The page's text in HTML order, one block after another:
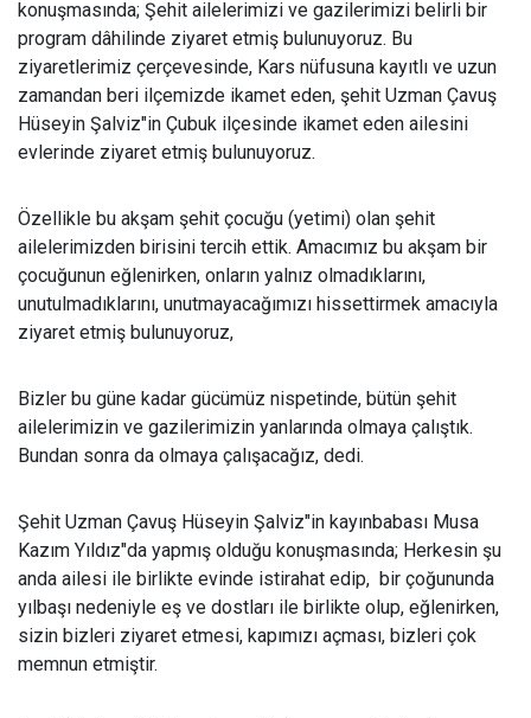
konuşmasında; Şehit ailelerimizi ve gazilerimizi belirli bir
program dâhilinde ziyaret etmiş bulunuyoruz. Bu
ziyaretlerimiz çerçevesinde, Kars nüfusuna kayıtlı ve uzun
zamandan beri ilçemizde ikamet eden, şehit Uzman Çavuş
Hüseyin Şalviz"in Çubuk ilçesinde ikamet eden ailesini
evlerinde ziyaret etmiş bulunuyoruz.
Özellikle bu akşam şehit çocuğu (yetimi) olan şehit
ailelerimizden birisini tercih ettik. Amacımız bu akşam bir
çocuğunun eğlenirken, onların yalnız olmadıklarını,
unutulmadıklarını, unutmayacağımızı hissettirmek amacıyla
ziyaret etmiş bulunuyoruz,
Bizler bu güne kadar gücümüz nispetinde, bütün şehit
ailelerimizin ve gazilerimizin yanlarında olmaya çalıştık.
Bundan sonra da olmaya çalışacağız, dedi.
Şehit Uzman Çavuş Hüseyin Şalviz"in kayınbabası Musa
Kazım Yıldız"da yapmış olduğu konuşmasında; Herkesin şu
anda ailesi ile birlikte evinde istirahat edip, bir çoğununda
yılbaşı nedeniyle eş ve dostları ile birlikte olup, eğlenirken,
sizin bizleri ziyaret etmesi, kapımızı açması, bizleri çok
memnun etmiştir.